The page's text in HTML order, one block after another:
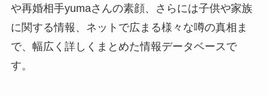
や再婚相手yumaさんの素顔、さらには子供や家族
に関する情報、ネットで広まる様々な噂の真相ま
で、幅広く詳しくまとめた情報データベースで
す。